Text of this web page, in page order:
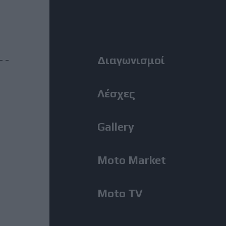
31 Ιούλιος, 2026
ακούμε, μόλις εμφανίστηκε για
Romaniacs, 2η Μέρα: Νίκη
Κουζή και αποτελέσματα ανά
άλλοι Έλληνες [Photos]
Διαγωνισμοί
Λέσχες
Gallery
Moto Market
Moto TV